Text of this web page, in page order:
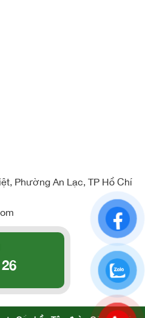
Phường An Lạc, TP Hồ Chí